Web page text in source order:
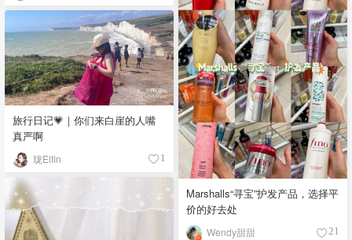
Marshalls“寻宝”护发产品，选择平
价的好去处
Wendy甜甜 21
旅行日记💗｜你们来白崖的人嘴
真严啊
珑Elfin 1